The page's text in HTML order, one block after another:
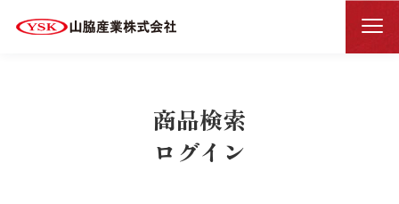
HOME 商品検索ログイン
商品検索
ログイン